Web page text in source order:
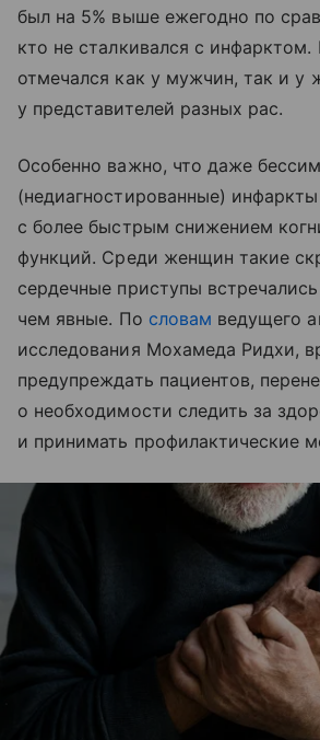
был на 5% выше ежегодно по
кто не сталкивался с
отмечался как у мужчин, так и у
у представителей разных рас.
Особенно важно, что даже
(недиагностированные)
с более быстрым снижением
функций. Среди женщин такие
сердечные приступы
чем явные. По словам ведущего
исследования Мохамеда Ридхи,
предупреждать пациентов,
о необходимости следить за
и принимать профилактические